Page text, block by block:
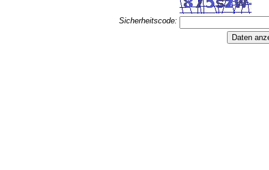
Sicherheitscode: